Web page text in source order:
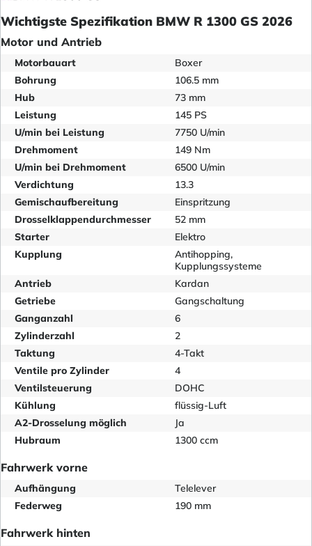
Wichtigste Spezifikation BMW R 1300 GS 2026
Motor und Antrieb
Motorbauart
Boxer
Bohrung
106.5 mm
Hub
73 mm
Leistung
145 PS
U/min bei Leistung
7750 U/min
Drehmoment
149 Nm
U/min bei Drehmoment
6500 U/min
Verdichtung
13.3
Gemischaufbereitung
Einspritzung
Drosselklappendurchmesser
52 mm
Starter
Elektro
Kupplung
Antihopping,
Kupplungssysteme
Antrieb
Kardan
Getriebe
Gangschaltung
Ganganzahl
6
Zylinderzahl
2
Taktung
4-Takt
Ventile pro Zylinder
4
Ventilsteuerung
DOHC
Kühlung
flüssig-Luft
A2-Drosselung möglich
Ja
Hubraum
1300 ccm
Fahrwerk vorne
Aufhängung
Telelever
Federweg
190 mm
Fahrwerk hinten